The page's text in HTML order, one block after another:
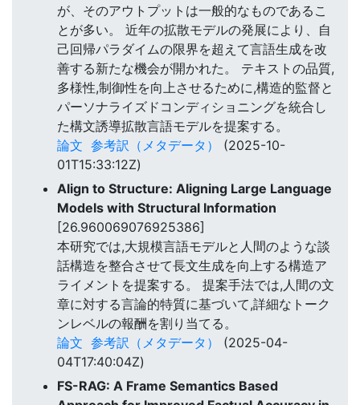
が、そのアウトプットは一般的なものであるこ
とが多い。 近年の拡散モデルの発展により、自
己回帰パラダイムの限界を超えて言語生成を改
善する新たな機会が開かれた。 テキストの品質,
多様性,制御性を向上させるために,構造的監督と
パーソナライズドコンディショニングを統合し
た構文誘導拡散言語モデルを提案する。
論文 参考訳（メタデータ）
(2025-10-
01T15:33:12Z)
Align to Structure: Aligning Large Language
Models with Structural Information
[26.960069076925386]
本研究では,大規模言語モデルと人間のような談
話構造を整合させて長文生成を向上する構造ア
ライメントを提案する。 提案手法では,人間の文
章に対する言論的特質に基づいて,詳細なトーク
ンレベルの報酬を割り当てる。
論文 参考訳（メタデータ）
(2025-04-
04T17:40:04Z)
FS-RAG: A Frame Semantics Based